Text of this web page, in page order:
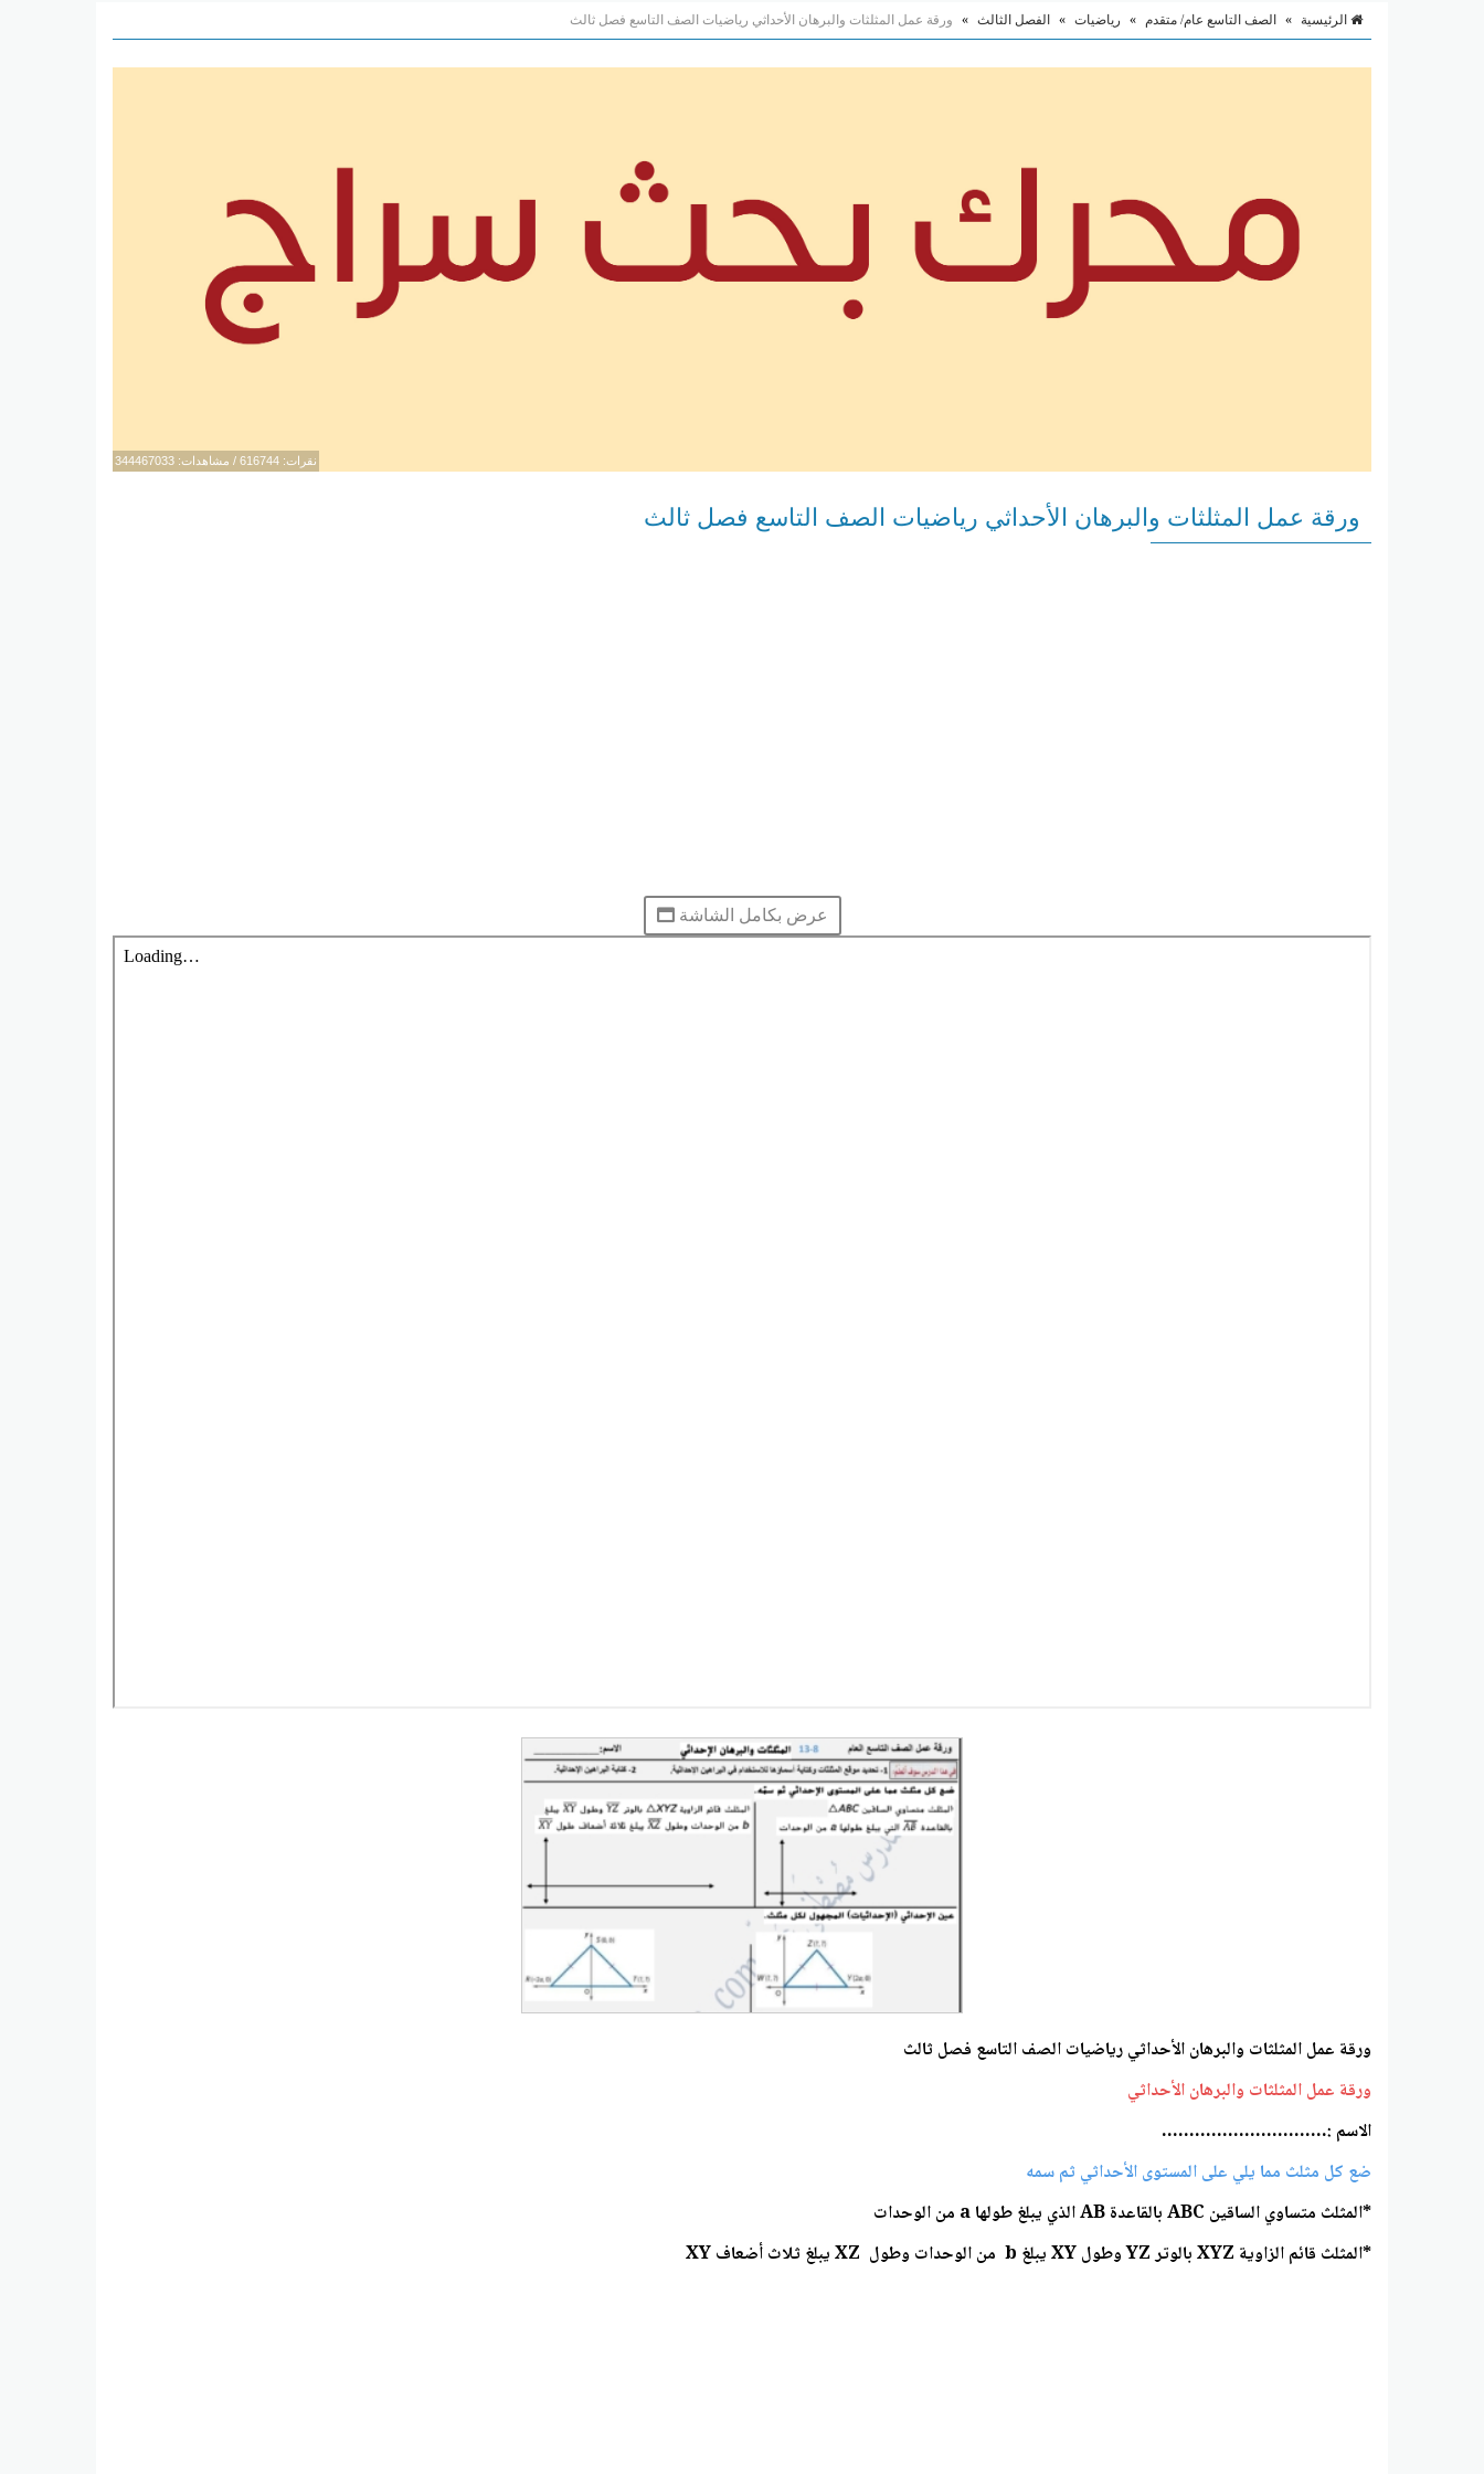
الرئيسية » الصف التاسع عام/ متقدم » رياضيات » الفصل الثالث » ورقة عمل المثلثات والبرهان الأحداثي رياضيات الصف التاسع فصل ثالث
نقرات: 616744 / مشاهدات: 344467033
ورقة عمل المثلثات والبرهان الأحداثي رياضيات الصف التاسع فصل ثالث
عرض بكامل الشاشة
ورقة عمل المثلثات والبرهان الأحداثي رياضيات الصف التاسع فصل ثالث
ورقة عمل المثلثات والبرهان الأحداثي
الاسم :…………………………
ضع كل مثلث مما يلي على المستوى الأحداثي ثم سمه
*المثلث متساوي الساقين ABC بالقاعدة AB الذي يبلغ طولها a من الوحدات
*المثلث قائم الزاوية XYZ بالوتر YZ وطول XY يبلغ b من الوحدات وطول XZ يبلغ ثلاث أضعاف XY